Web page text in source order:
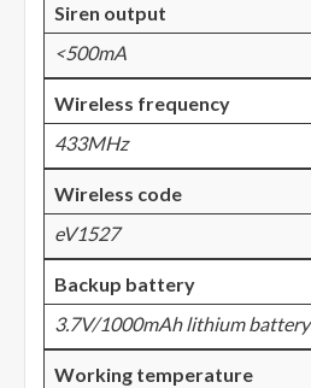
Siren output
<500mA
Wireless frequency
433MHz
Wireless code
eV1527
Backup battery
3.7V/1000mAh lithium battery
Working temperature